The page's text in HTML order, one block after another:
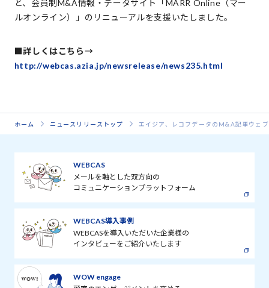
と、会員制M&A情報・データサイト「MARR Online（マー
ルオンライン）」のリニューアルを支援いたしました。
■詳しくはこちら→
http://webcas.azia.jp/newsrelease/news235.html
ホーム ニュースリリーストップ エイジア、レコフデータのM&A記事ウェ
WEBCAS
メールを軸とした双方向の
コミュニケーションプラットフォーム
WEBCAS導入事例
WEBCASを導入いただいた企業様の
インタビューをご紹介いたします
WOW engage